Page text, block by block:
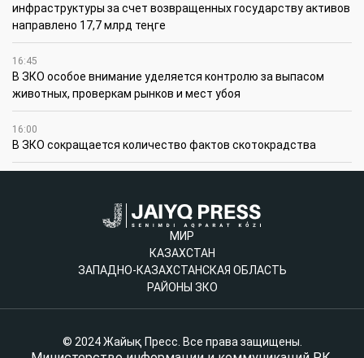
инфраструктуры за счет возвращенных государству активов
направлено 17,7 млрд теңге
16:45
В ЗКО особое внимание уделяется контролю за выпасом
животных, проверкам рынков и мест убоя
16:00
В ЗКО сокращается количество фактов скотокрадства
МИР
КАЗАХСТАН
ЗАПАДНО-КАЗАХСТАНСКАЯ ОБЛАСТЬ
РАЙОНЫ ЗКО
© 2024 Жайық Пресс. Все права защищены.